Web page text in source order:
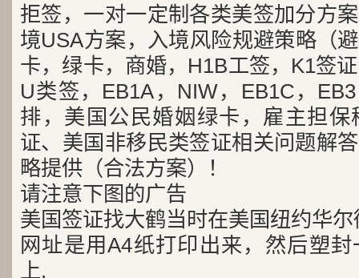
拒签，一对一定制各类美签加分方
境USA方案，入境风险规避策略（
卡，绿卡，商婚，H1B工签，K1签
U类签，EB1A，NIW，EB1C，
排，美国公民婚姻绿卡，雇主担
证、美国非移民类签证相关问题解
略提供（合法方案）！
请注意下图的广告
美国签证找大鹤当时在美国纽约华
网址是用A4纸打印出来，然后塑
上.